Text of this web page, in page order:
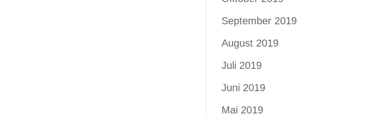
September 2019
August 2019
Juli 2019
Juni 2019
Mai 2019